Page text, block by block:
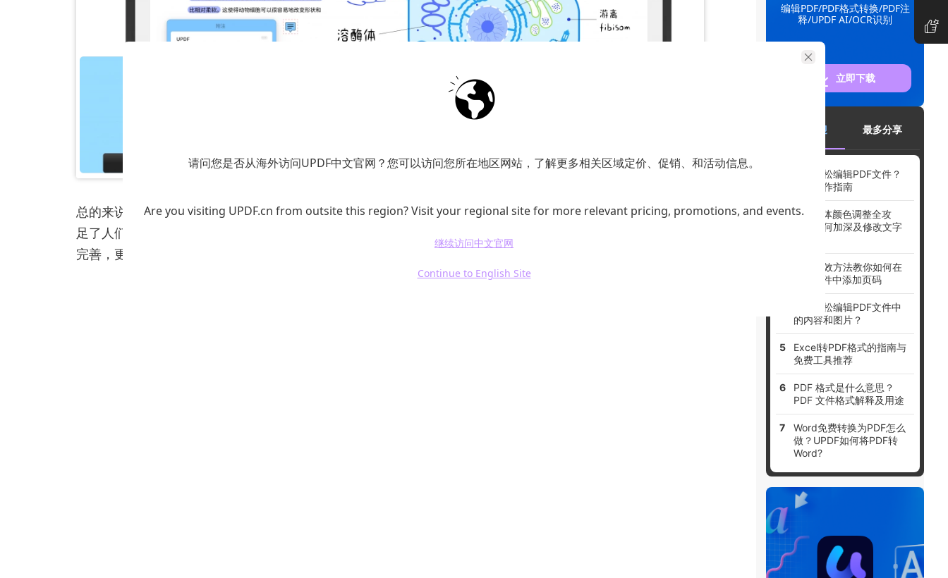
请问您是否从海外访问UPDF中文官网？您可以访问您所在地区网站，了解更多相关区域定价、促销、和活动信息。
Are you visiting UPDF.cn from outsite this region? Visit your regional site for more relevant pricing, promotions, and events.
继续访问中文官网
Continue to English Site
总的来说，PDF格式作为一种通用的文件格式，具有高度稳定性、可靠性和安全性，被广泛应用于各个领域，满
足了人们在数字化生活中对文档处理和分享的多样需求。在未来，随着技术的不断发展，PDF格式也将不断升级
完善，更好地适应用户的需求，成为数字化时代文件处理的重要工具。
编辑PDF/PDF格式转换/PDF注
释/UPDF AI/OCR识别
立即下载
最受欢迎 最多分享
如何轻松编辑PDF文件？
全面操作指南
PDF字体颜色调整全攻
略：如何加深及修改文字
三种高效方法教你如何在
PDF文件中添加页码
如何轻松编辑PDF文件中
的内容和图片？
Excel转PDF格式的指南与
免费工具推荐
PDF 格式是什么意思？
PDF 文件格式解释及用途
Word免费转换为PDF怎么
做？UPDF如何将PDF转
Word?